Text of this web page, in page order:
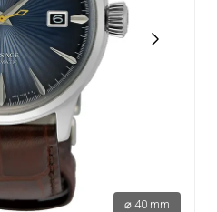
⌀ 40 mm